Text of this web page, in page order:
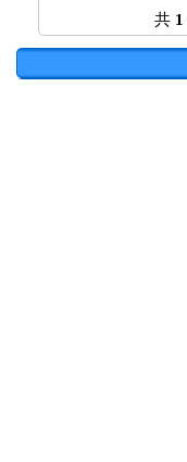
共 1